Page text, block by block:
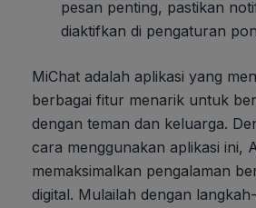
pesan penting, pastikan
diaktifkan di pengaturan
MiChat adalah aplikasi yang
berbagai fitur menarik untuk
dengan teman dan keluarga.
cara menggunakan aplikasi ini,
memaksimalkan pengalaman
digital. Mulailah dengan